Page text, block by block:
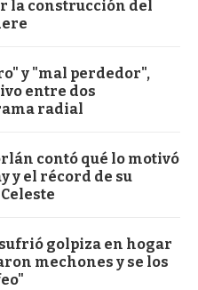
la construcción del
y "mal perdedor",
entre dos
radial
contó qué lo motivó
y el récord de su
golpiza en hogar
mechones y se los